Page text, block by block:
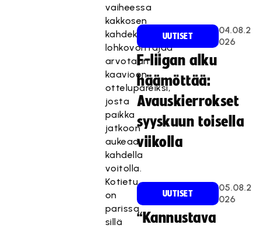
vaiheessa
kakkosen
kahdeksan
lohkovoittajaa
arvotaan
kaavioon
ottelupareiksi,
josta
paikka
jatkoon
aukeaa
kahdella
voitolla.
Kotietu
on
parissa
sillä
UUTISET
04.08.2
026
F-liigan alku
häämöttää:
Avauskierrokset
syyskuun toisella
viikolla
UUTISET
05.08.2
026
“Kannustava